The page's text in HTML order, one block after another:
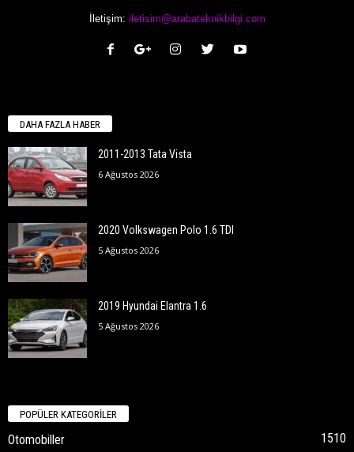
İletişim: iletisim@arabateknikbilgi.com
DAHA FAZLA HABER
2011-2013 Tata Vista
6 Ağustos 2026
2020 Volkswagen Polo 1.6 TDI
5 Ağustos 2026
2019 Hyundai Elantra 1.6
5 Ağustos 2026
POPÜLER KATEGORİLER
Otomobiller 1510